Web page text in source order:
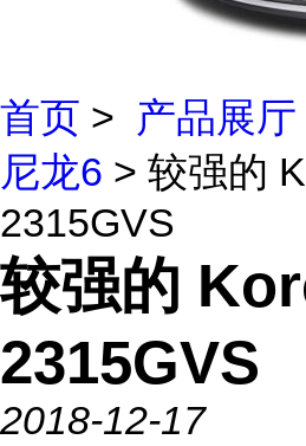
首页 > 产品展厅
尼龙6 > 较强的
2315GVS
较强的
2315GVS
2018-12-17